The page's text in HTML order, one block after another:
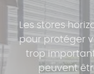
Les stores
pour protéger
trop
peuvent